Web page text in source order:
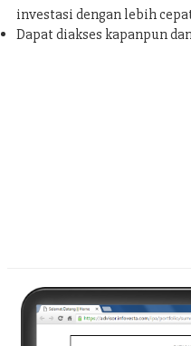
investasi dengan lebih
Dapat diakses kapanpun